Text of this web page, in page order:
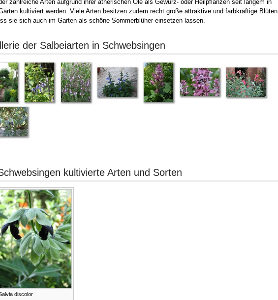
zahlreiche Arten aufgrund ihrer ätherischen Öle als Gewürz- oder Heilpflanzen seit langem in
kultiviert werden. Viele Arten besitzen zudem recht große attraktive und farbkräftige Blüten,
sie sich auch im Garten als schöne Sommerblüher einsetzen lassen.
der Salbeiarten in Schwebsingen
kultivierte Arten und Sorten
discolor